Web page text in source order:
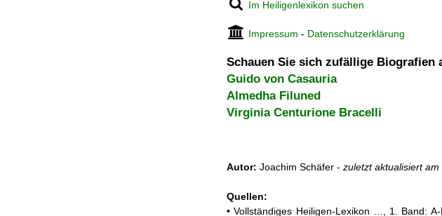
Im Heiligenlexikon suchen
Impressum - Datenschutzerklärung
Schauen Sie sich zufällige Biografien
Guido von Casauria
Almedha Filuned
Virginia Centurione Bracelli
Autor: Joachim Schäfer - zuletzt aktualisiert am
Quellen:
• Vollständiges Heiligen-Lexikon …, 1. Band: